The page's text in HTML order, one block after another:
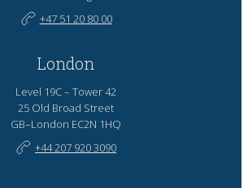
+47 51 20 80 00
London
Level 19C – Tower 42
25 Old Broad Street
GB–London EC2N 1HQ
+44 207 920 3090